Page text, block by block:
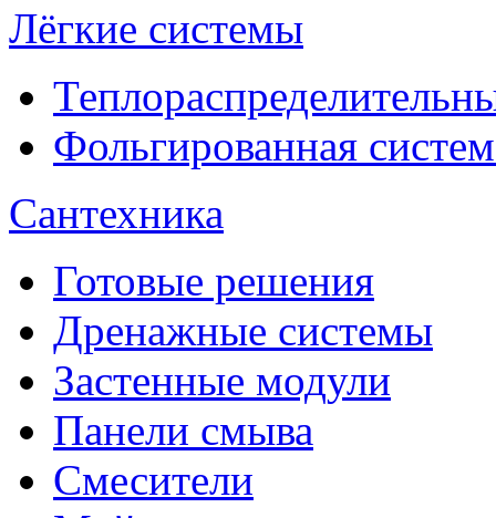
Лёгкие системы
Фольгированная
Сантехника
Готовые решения
Дренажные системы
Застенные модули
Панели смыва
Смесители